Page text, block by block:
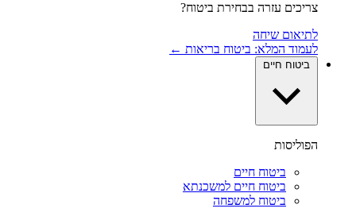
צריכים עזרה בבחירת ביטוח?
לתיאום שיחה
לעמוד המלא: ביטוח בריאות ←
ביטוח חיים
הפוליסות
ביטוח חיים
ביטוח חיים למשכנתא
ביטוח למשפחה